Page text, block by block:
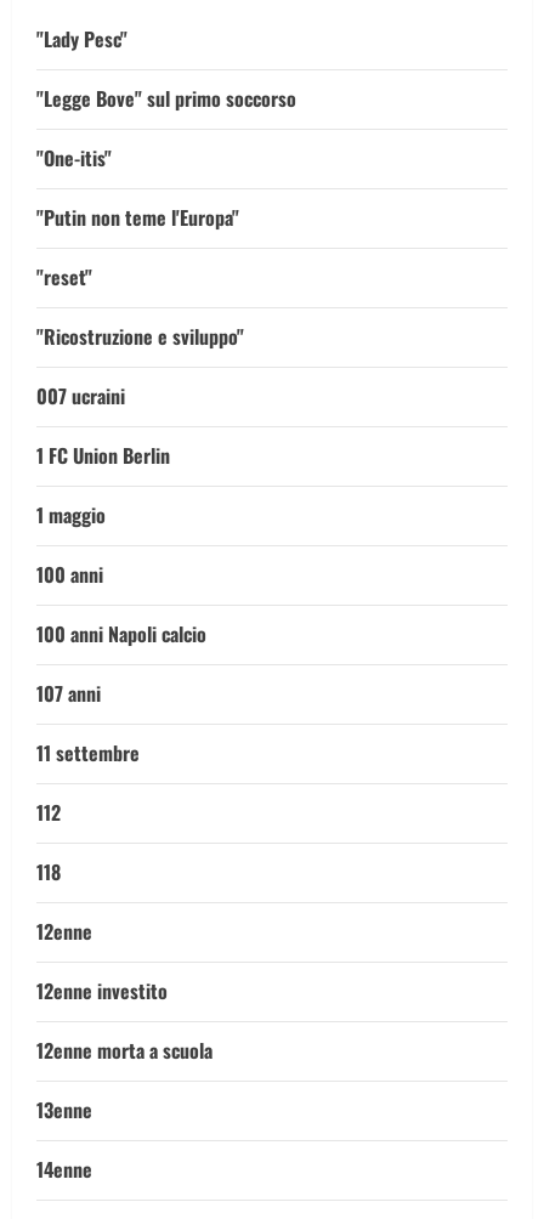
"Lady Pesc"
"Legge Bove" sul primo soccorso
"One-itis"
"Putin non teme l'Europa"
"reset"
"Ricostruzione e sviluppo"
007 ucraini
1 FC Union Berlin
1 maggio
100 anni
100 anni Napoli calcio
107 anni
11 settembre
112
118
12enne
12enne investito
12enne morta a scuola
13enne
14enne